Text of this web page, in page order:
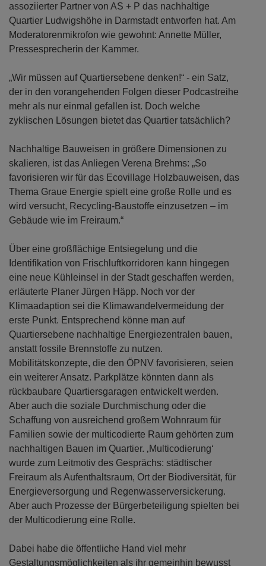
assoziierter Partner von AS + P das nachhaltige
Quartier Ludwigshöhe in Darmstadt entworfen hat. Am
Moderatorenmikrofon wie gewohnt: Annette Müller,
Pressesprecherin der Kammer.
„Wir müssen auf Quartiersebene denken!“ ‑ ein Satz,
der in den vorangehenden Folgen dieser Podcastreihe
mehr als nur einmal gefallen ist. Doch welche
zyklischen Lösungen bietet das Quartier tatsächlich?
Nachhaltige Bauweisen in größere Dimensionen zu
skalieren, ist das Anliegen Verena Brehms: „So
favorisieren wir für das Ecovillage Holzbauweisen, das
Thema Graue Energie spielt eine große Rolle und es
wird versucht, Recycling-Baustoffe einzusetzen – im
Gebäude wie im Freiraum.“
Über eine großflächige Entsiegelung und die
Identifikation von Frischluftkorridoren kann hingegen
eine neue Kühleinsel in der Stadt geschaffen werden,
erläuterte Planer Jürgen Häpp. Noch vor der
Klimaadaption sei die Klimawandelvermeidung der
erste Punkt. Entsprechend könne man auf
Quartiersebene nachhaltige Energiezentralen bauen,
anstatt fossile Brennstoffe zu nutzen.
Mobilitätskonzepte, die den ÖPNV favorisieren, seien
ein weiterer Ansatz. Parkplätze könnten dann als
rückbaubare Quartiersgaragen entwickelt werden.
Aber auch die soziale Durchmischung oder die
Schaffung von ausreichend großem Wohnraum für
Familien sowie der multicodierte Raum gehörten zum
nachhaltigen Bauen im Quartier. ‚Multicodierung‘
wurde zum Leitmotiv des Gesprächs: städtischer
Freiraum als Aufenthaltsraum, Ort der Biodiversität, für
Energieversorgung und Regenwasserversickerung.
Aber auch Prozesse der Bürgerbeteiligung spielten bei
der Multicodierung eine Rolle.
Dabei habe die öffentliche Hand viel mehr
Gestaltungsmöglichkeiten als ihr gemeinhin bewusst